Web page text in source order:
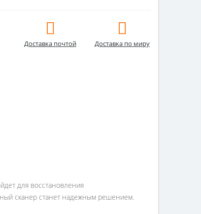
Доставка почтой Доставка по миру
для восстановления
сканер станет надежным решением.